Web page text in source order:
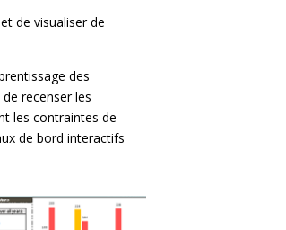
de visualiser de
des
recenser les
les contraintes de
de bord interactifs